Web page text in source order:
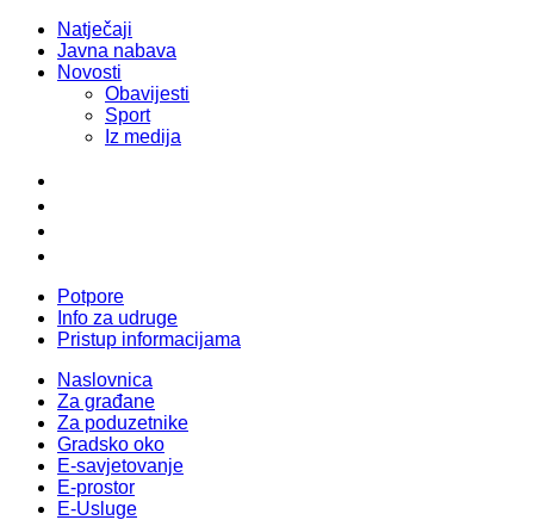
Natječaji
Javna nabava
Novosti
Obavijesti
Sport
Iz medija
Potpore
Info za udruge
Pristup informacijama
Naslovnica
Za građane
Za poduzetnike
Gradsko oko
E-savjetovanje
E-prostor
E-Usluge